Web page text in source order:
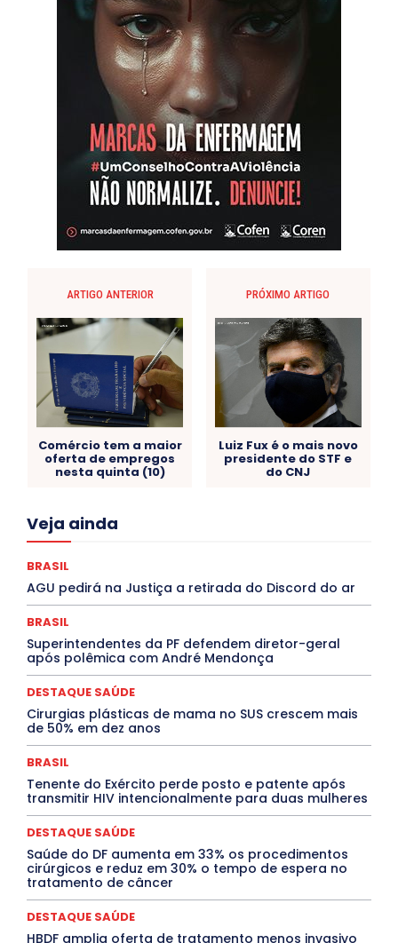
ARTIGO ANTERIOR
Comércio tem a maior
oferta de empregos
nesta quinta (10)
PRÓXIMO ARTIGO
Luiz Fux é o mais novo
presidente do STF e
do CNJ
Veja ainda
Acre
Congressuanas & Esplanadumas
Covid-19
Crônica Política Crônicas
CULTURA
Cultura e Tal
DANÇA Dengue
Denuncia
DESTAQUE BRASIL
DESTAQUE DF
DESTAQUE SAÚDE
DESTAQUES OUTROS
DISTRITO FEDERAL
EDUCAÇÃO
ELEIÇÕES
EMPREGO E OPORTUNIDADES
Especial
Espírito Santo ESPORTE
ESTÁGIO
EVENTOS
Febre Oropouche
Goiás
INTELIGÊNCIA ARTIFICIAL
INTERNACIONAL
MEIO AMBIENTE
MÚSICA
O Plantonista Opinião Oropouche
Paraíba
Paraná Pernambuco Piauí
POLÍTICA
PROCESSO SELETIVO
PUBLIEDITORIAL
QUALIFICAÇÃO PROFISSIONAL
Rio de Janeiro
Rio Grande do Sul
Roraima
Santa Catarina
São Paulo SARAMPO
SAÚDE
Saúde Agora
TÁ FROID?
TEATRO TECNOLOGIA
TIC TAC
BRASIL
AGU pedirá na Justiça a retirada do Discord do ar
BRASIL
Superintendentes da PF defendem diretor-geral
após polêmica com André Mendonça
DESTAQUE SAÚDE
Cirurgias plásticas de mama no SUS crescem mais
de 50% em dez anos
BRASIL
Tenente do Exército perde posto e patente após
transmitir HIV intencionalmente para duas mulheres
DESTAQUE SAÚDE
Saúde do DF aumenta em 33% os procedimentos
cirúrgicos e reduz em 30% o tempo de espera no
tratamento de câncer
DESTAQUE SAÚDE
HBDF amplia oferta de tratamento menos invasivo